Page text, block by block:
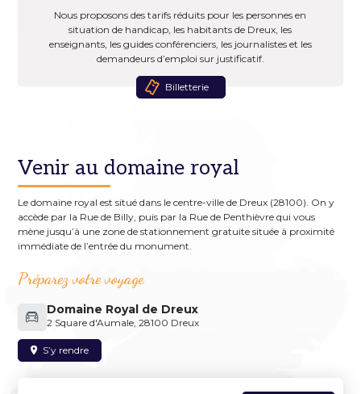
Nous proposons des tarifs réduits pour les personnes en
situation de handicap, les habitants de Dreux, les
enseignants, les guides conférenciers, les journalistes et les
demandeurs d’emploi sur justificatif.
Billetterie
Venir au domaine royal
Le domaine royal est situé dans le centre-ville de Dreux (28100). On y
accède par la Rue de Billy, puis par la Rue de Penthièvre qui vous
mène jusqu’à une zone de stationnement gratuite située à proximité
immédiate de l’entrée du monument.
Préparez votre voyage
Domaine Royal de Dreux
2 Square d'Aumale, 28100 Dreux
S’y rendre